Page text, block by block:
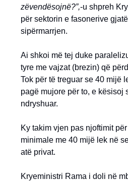
zëvendësojnë?”,-u shpreh
për sektorin e fasonerive
sipërmarrjen.
Ai shkoi më tej duke
tyre me vajzat (brezin) që
Tok për të treguar se 40 mijë
pagë mujore për to, e kësisoj
ndryshuar.
Ky takim vjen pas njoftimit
minimale me 40 mijë lek në
atë privat.
Kryeministri Rama i doli në